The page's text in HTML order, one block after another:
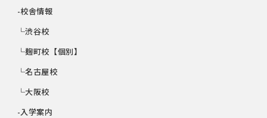
-校舎情報
└渋谷校
└麹町校【個別】
└名古屋校
└大阪校
-入学案内